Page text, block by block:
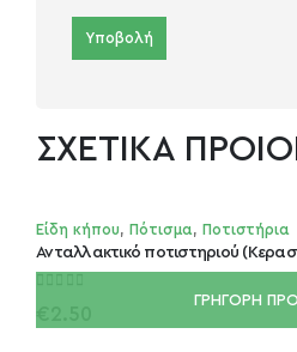
ΣΧΕΤΙΚΑ
ΓΡΗΓΟΡΗ
Είδη κήπου, Πότισμα, Ποτιστήρια
Ανταλλακτικό ποτιστηριού